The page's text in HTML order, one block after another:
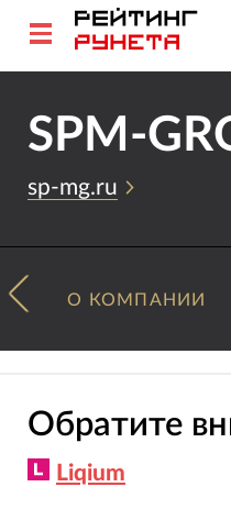
SPM-
sp-mg.ru
О КОМПАНИИ
Обратите
Liqium